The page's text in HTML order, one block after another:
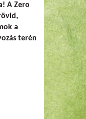
A Zero
a
terén